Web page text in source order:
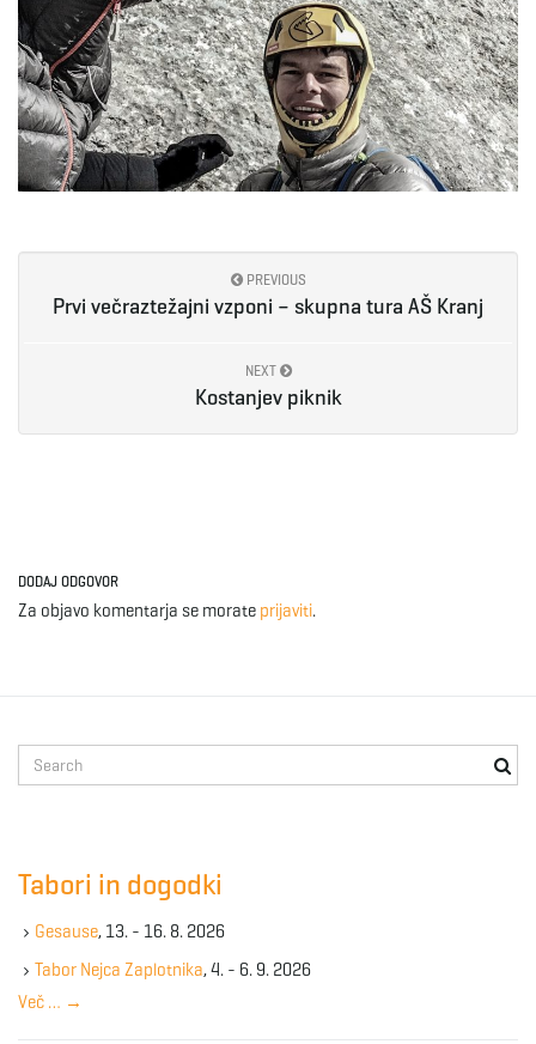
PREVIOUS
Prvi večraztežajni vzponi – skupna tura AŠ Kranj
NEXT
Kostanjev piknik
DODAJ ODGOVOR
Za objavo komentarja se morate prijaviti.
e
e
y
w
Tabori in dogodki
Gesause, 13. - 16. 8. 2026
Tabor Nejca Zaplotnika, 4. - 6. 9. 2026
Več … →